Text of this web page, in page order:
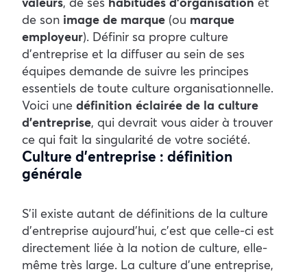
de son image de marque (ou marque
employeur). Définir sa propre culture
d’entreprise et la diffuser au sein de ses
équipes demande de suivre les principes
essentiels de toute culture organisationnelle.
Voici une définition éclairée de la culture
d’entreprise, qui devrait vous aider à trouver
ce qui fait la singularité de votre société.
Culture d’entreprise : définition
générale
S’il existe autant de définitions de la culture
d’entreprise aujourd’hui, c’est que celle-ci est
directement liée à la notion de culture, elle-
même très large. La culture d’une entreprise,